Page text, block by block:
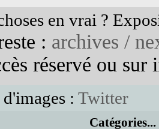
en vrai ?
: archives /
ou sur
: Twitter
Catégories...